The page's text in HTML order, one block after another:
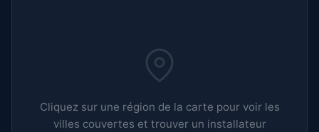
Cliquez sur une région de la carte pour voir les
villes couvertes et trouver un installateur